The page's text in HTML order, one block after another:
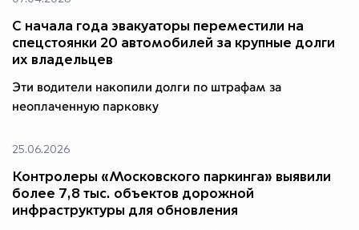
С начала года эвакуаторы переместили на
спецстоянки 20 автомобилей за крупные долги
их владельцев
Эти водители накопили долги по штрафам за
неоплаченную парковку
25.06.2026
Контролеры «Московского паркинга» выявили
более 7,8 тыс. объектов дорожной
инфраструктуры для обновления